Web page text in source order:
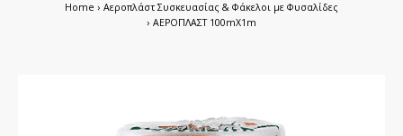
Home
Αεροπλάστ Συσκευασίας & Φάκελοι με Φυσαλίδες
ΑΕΡΟΠΛΑΣΤ 100mX1m